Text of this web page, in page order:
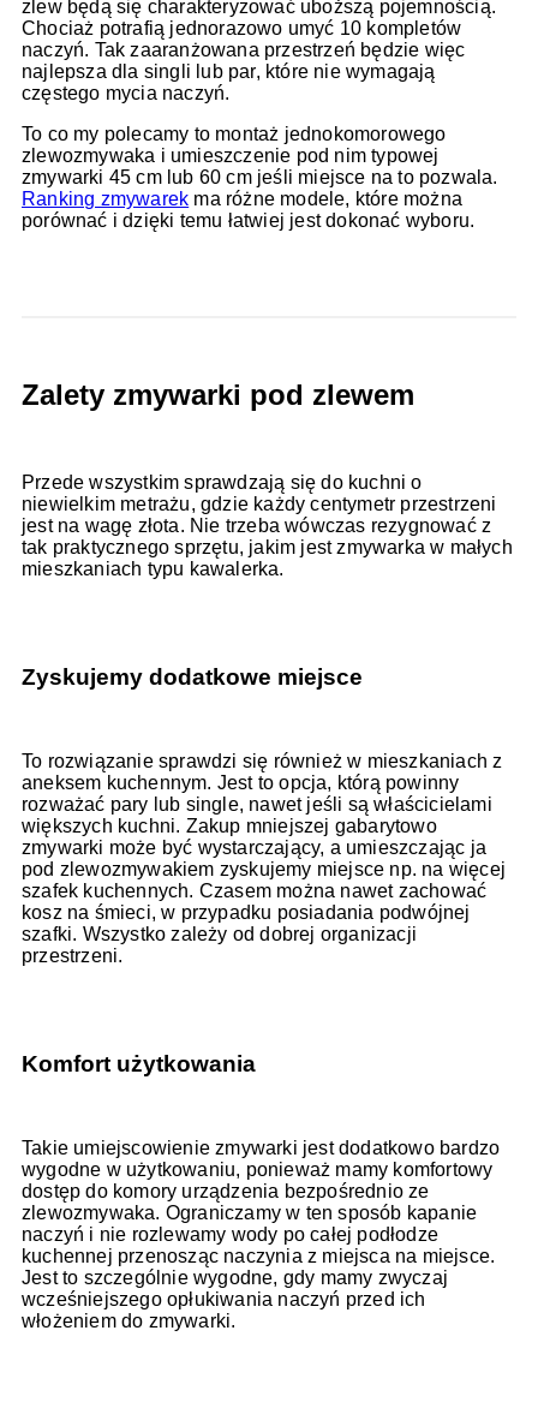
zlew będą się charakteryzować uboższą pojemnością.
Chociaż potrafią jednorazowo umyć 10 kompletów
naczyń. Tak zaaranżowana przestrzeń będzie więc
najlepsza dla singli lub par, które nie wymagają
częstego mycia naczyń.
To co my polecamy to montaż jednokomorowego
zlewozmywaka i umieszczenie pod nim typowej
zmywarki 45 cm lub 60 cm jeśli miejsce na to pozwala.
Ranking zmywarek ma różne modele, które można
porównać i dzięki temu łatwiej jest dokonać wyboru.
Zalety zmywarki pod zlewem
Przede wszystkim sprawdzają się do kuchni o
niewielkim metrażu, gdzie każdy centymetr przestrzeni
jest na wagę złota. Nie trzeba wówczas rezygnować z
tak praktycznego sprzętu, jakim jest zmywarka w małych
mieszkaniach typu kawalerka.
Zyskujemy dodatkowe miejsce
To rozwiązanie sprawdzi się również w mieszkaniach z
aneksem kuchennym. Jest to opcja, którą powinny
rozważać pary lub single, nawet jeśli są właścicielami
większych kuchni. Zakup mniejszej gabarytowo
zmywarki może być wystarczający, a umieszczając ja
pod zlewozmywakiem zyskujemy miejsce np. na więcej
szafek kuchennych. Czasem można nawet zachować
kosz na śmieci, w przypadku posiadania podwójnej
szafki. Wszystko zależy od dobrej organizacji
przestrzeni.
Komfort użytkowania
Takie umiejscowienie zmywarki jest dodatkowo bardzo
wygodne w użytkowaniu, ponieważ mamy komfortowy
dostęp do komory urządzenia bezpośrednio ze
zlewozmywaka. Ograniczamy w ten sposób kapanie
naczyń i nie rozlewamy wody po całej podłodze
kuchennej przenosząc naczynia z miejsca na miejsce.
Jest to szczególnie wygodne, gdy mamy zwyczaj
wcześniejszego opłukiwania naczyń przed ich
włożeniem do zmywarki.